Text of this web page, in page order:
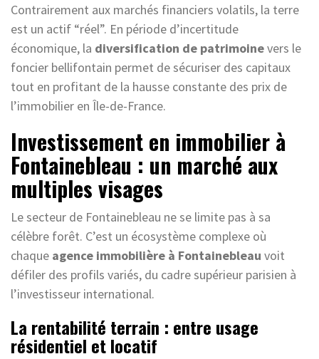
Contrairement aux marchés financiers volatils, la terre
est un actif “réel”. En période d’incertitude
économique, la diversification de patrimoinevers le
foncier bellifontain permet de sécuriser des capitaux
tout en profitant de la hausse constante des prix de
l’immobilier en Île-de-France.
Investissement en immobilier à
Fontainebleau : un marché aux
multiples visages
Le secteur de Fontainebleau ne se limite pas à sa
célèbre forêt. C’est un écosystème complexe où
chaque agence immobilière à Fontainebleau voit
défiler des profils variés, du cadre supérieur parisien à
l’investisseur international.
La rentabilité terrain : entre usage
résidentiel et locatif